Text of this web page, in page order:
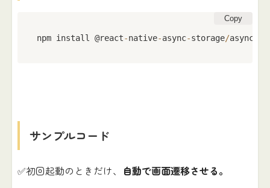
Copy
npm install @react-native-async-storage/async
サンプルコード
✅初回起動のときだけ、 自動で画面遷移させる。